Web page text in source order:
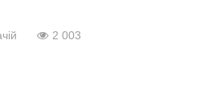
2 003